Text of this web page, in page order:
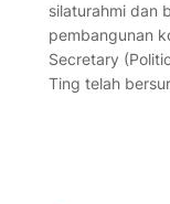
silaturahmi dan
pembangunan
Secretary
Ting telah